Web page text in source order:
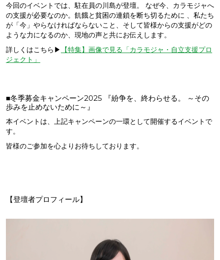
今回のイベントでは、駐在員の川島が登壇。 なぜ今、カラモジャへ
の支援が必要なのか。飢餓と貧困の連鎖を断ち切るために 、私たち
が「今」やらなければならないこと、そして皆様からの支援がどの
ような力になるのか、現地の声と共にお伝えします。
詳しくはこちら▶︎
【特集】画像で見る「カラモジャ・自立支援プロ
ジェクト」
■冬季募金キャンペーン2025 『紛争を、終わらせる。 ～その
歩みを止めないために～』
本イベントは、上記キャンペーンの一環として開催するイベントで
す。
皆様のご参加を心よりお待ちしております。
【登壇者プロフィール】